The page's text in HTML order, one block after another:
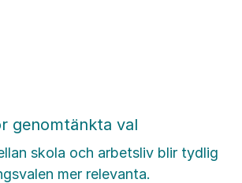
genomtänkta val
skola och arbetsliv blir tydlig
mer relevanta.